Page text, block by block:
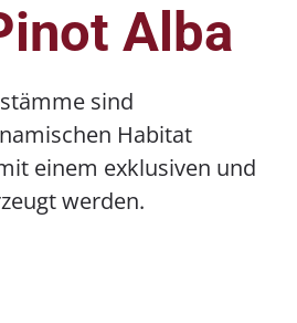
Alba
sind
Habitat
einem exklusiven und
werden.